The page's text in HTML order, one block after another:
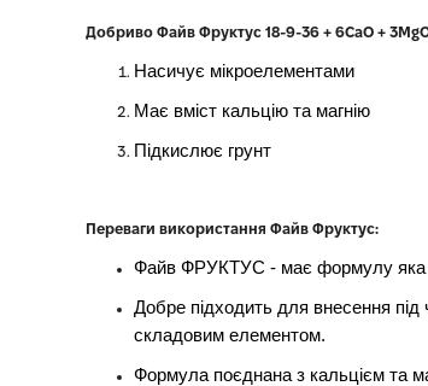
Добриво Файв Фруктус 18-9-36 + 6CaO +
Насичує мікроелементами
Має вміст кальцію та магнію
Підкислює грунт
Переваги використання Файв Фруктус:
Файв ФРУКТУС - має формулу яка
Добре підходить для внесення
складовим елементом.
Формула поєднана з кальцієм та